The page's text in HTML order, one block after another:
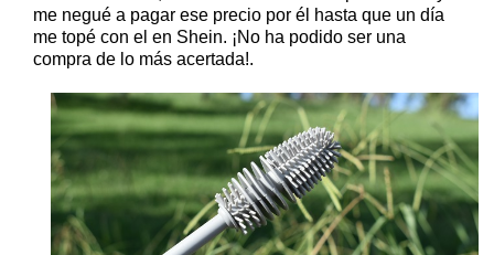
me negué a pagar ese precio por él hasta que un día
me topé con el en Shein. ¡No ha podido ser una
compra de lo más acertada!.